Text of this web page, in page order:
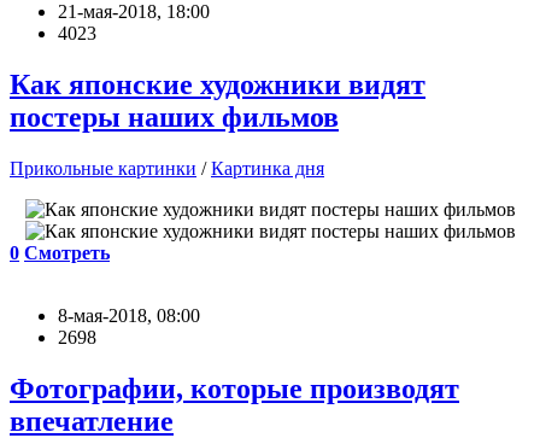
21-мая-2018, 18:00
4023
Как японские художники видят
постеры наших фильмов
Прикольные картинки /Картинка дня
0 Смотреть
8-мая-2018, 08:00
2698
Фотографии, которые производят
впечатление